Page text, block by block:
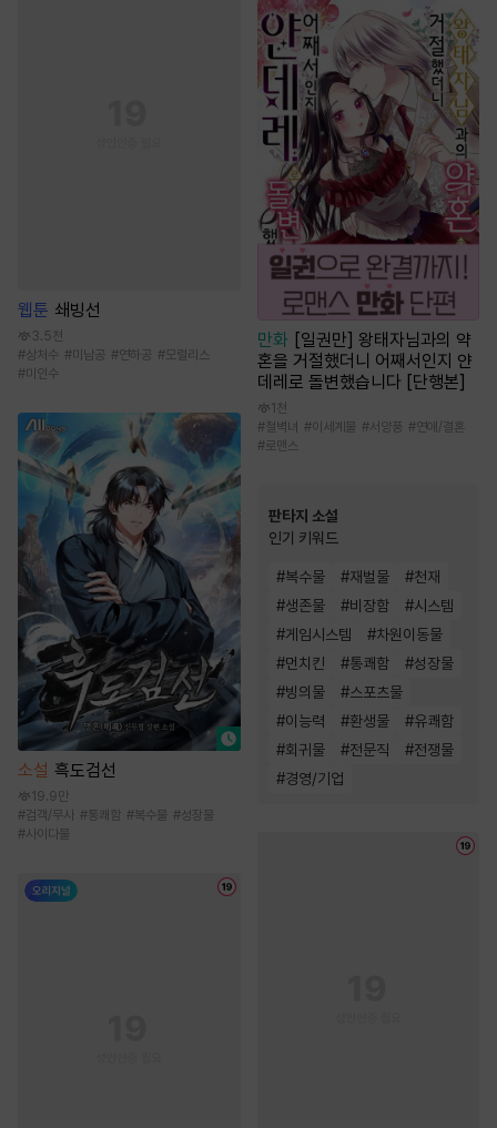
웹툰 쇄빙선
3.5천
#상처수 #미남공 #연하공 #모럴리스
#미인수
소설 흑도검선
19.9만
#검객/무사 #통쾌함 #복수물 #성장물
#사이다물
만화
[일권만] 왕태자님과의 약
혼을 거절했더니 어째서인지 얀
데레로 돌변했습니다 [단행본]
1천
#철벽녀 #이세계물 #서양풍 #연애/결혼
#로맨스
판타지 소설
인기 키워드
#복수물 #재벌물 #천재
#생존물 #비장함 #시스템
#게임시스템 #차원이동물
#먼치킨 #통쾌함 #성장물
#빙의물 #스포츠물
#이능력 #환생물 #유쾌함
#회귀물 #전문직 #전쟁물
#경영/기업